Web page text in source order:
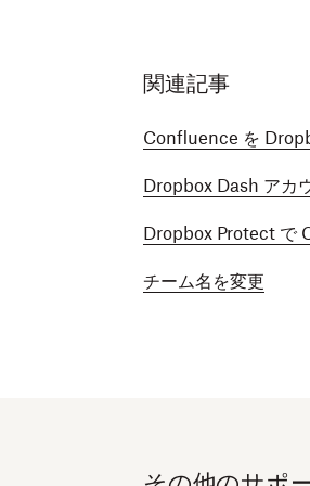
関連記事
Confluence を
Dropbox Dash アカ
Dropbox Protect で
チーム名を変更